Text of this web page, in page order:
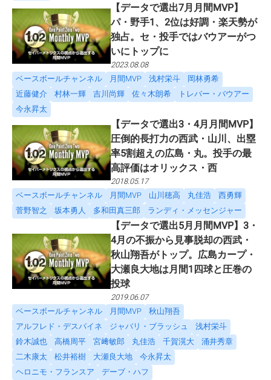
【データで選出7月月間MVP】
パ・野手1、2位は好調・楽天勢が
独占。セ・投手ではバウアーがつ
いにトップに
2023.08.08
ベースボールチャンネル
月間MVP 浅村栄斗
岡林勇希
近藤健介
村林一輝 吉川尚輝 佐々木朗希
トレバー・バウアー
今永昇太
【データで選出3・4月月間MVP】
圧倒的長打力の西武・山川、出塁
率5割超えの広島・丸。投手の最
高評価はオリックス・西
2018.05.17
ベースボールチャンネル
月間MVP 山川穂高 丸佳浩
西勇輝
菅野智之
坂本勇人 多和田真三郎 ランディ・メッセンジャー
【データで選出5月月間MVP】3・
4月の不振から見事脱却の西武・
秋山翔吾がトップ。広島カープ・
大瀬良大地は月間1四球と圧巻の
投球
2019.06.07
ベースボールチャンネル
月間MVP
秋山翔吾
アルフレド・デスパイネ
ジャバリ・ブラッシュ
浅村栄斗
鈴木誠也
高橋周平 宮﨑敏郎 丸佳浩 千賀滉大
涌井秀章
二木康太
松井裕樹 大瀬良大地
今永昇太
ヘロニモ・フランスア
デーブ・ハフ